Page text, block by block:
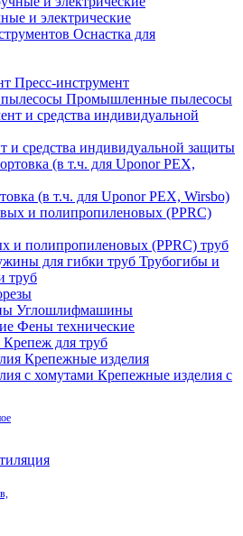
и электрические
Оснастка для
Пресс-инструмент
Промышленные пылесосы
и средства индивидуальной защиты
(в т.ч. для Uponor PEX, Wirsbo)
и полипропиленовых (PPRC) труб
Трубогибы и
труб
Углошлифмашины
Фены технические
Крепеж для труб
Крепежные изделия
Крепежные изделия с